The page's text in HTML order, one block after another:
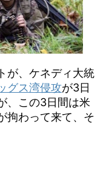
が、ケネディ大統
グス湾侵攻が3日
、この3日間は米
拘わって来て、そ